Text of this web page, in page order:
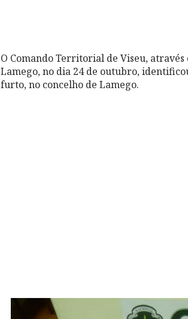
O Comando Territorial de Viseu,
Lamego, no dia 24 de outubro,
furto, no concelho de Lamego.